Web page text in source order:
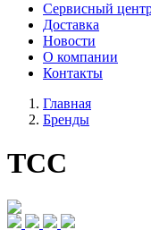
Сервисный
Доставка
Новости
О компании
Контакты
Главная
Бренды
TCC